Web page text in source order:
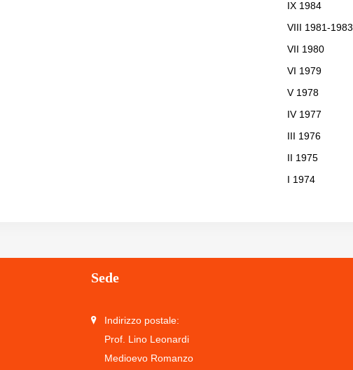
IX 1984
VIII 1981-1983
VII 1980
VI 1979
V 1978
IV 1977
III 1976
II 1975
I 1974
Sede
Indirizzo postale:
Prof. Lino Leonardi
Medioevo Romanzo